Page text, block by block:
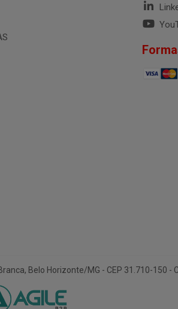
Belo Horizonte/MG - CEP 31.710-150 -